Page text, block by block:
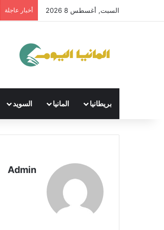
السبت, أغسطس 8 2026 أخبار عاجلة
بريطانيا المانيا السويد
Admin